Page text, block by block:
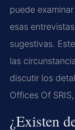
puede
esas
sugestivas.
las
discutir los
Offices Of
¿Existen